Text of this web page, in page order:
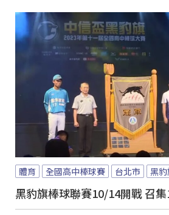
體育 全國高中棒球賽 台北市 黑
黑豹旗棒球聯賽10/14開戰 召